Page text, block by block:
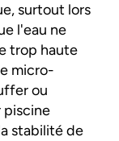
surtout lors
l'eau ne
trop haute
micro-
ou
piscine
stabilité de